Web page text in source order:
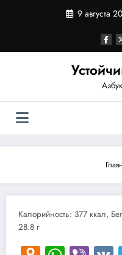
9 августа
Калорийность: 377 ккал,
28.8 г